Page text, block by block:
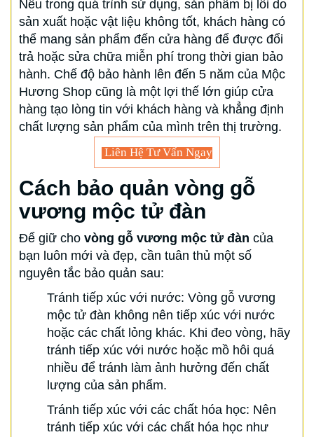
Nếu trong quá trình sử dụng, sản phẩm bị lỗi do
sản xuất hoặc vật liệu không tốt, khách hàng có
thể mang sản phẩm đến cửa hàng để được đổi
trả hoặc sửa chữa miễn phí trong thời gian bảo
hành. Chế độ bảo hành lên đến 5 năm của Mộc
Hương Shop cũng là một lợi thế lớn giúp cửa
hàng tạo lòng tin với khách hàng và khẳng định
chất lượng sản phẩm của mình trên thị trường.
Liên Hệ Tư Vấn Ngay
Cách bảo quản vòng gỗ
vương mộc tử đàn
Để giữ cho vòng gỗ vương mộc tử đàn của
bạn luôn mới và đẹp, cần tuân thủ một số
nguyên tắc bảo quản sau:
Tránh tiếp xúc với nước: Vòng gỗ vương
mộc tử đàn không nên tiếp xúc với nước
hoặc các chất lỏng khác. Khi đeo vòng, hãy
tránh tiếp xúc với nước hoặc mồ hôi quá
nhiều để tránh làm ảnh hưởng đến chất
lượng của sản phẩm.
Tránh tiếp xúc với các chất hóa học: Nên
tránh tiếp xúc với các chất hóa học như